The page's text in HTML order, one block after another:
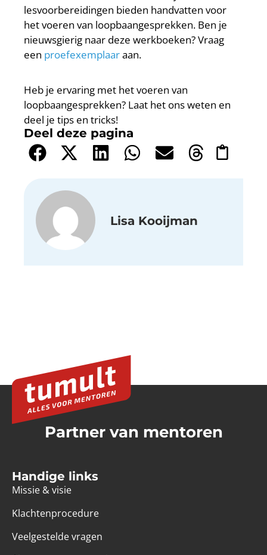
lesvoorbereidingen bieden handvatten voor
het voeren van loopbaangesprekken. Ben je
nieuwsgierig naar deze werkboeken? Vraag
een proefexemplaaraan.
Heb je ervaring met het voeren van
loopbaangesprekken? Laat het ons weten en
deel je tips en tricks!
Deel deze pagina
Lisa Kooijman
Partner van mentoren
Handige links
Missie & visie
Klachtenprocedure
Veelgestelde vragen